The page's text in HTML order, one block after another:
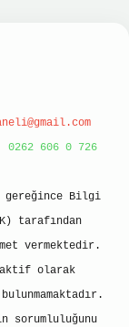
0262 606 0 726
gereğince Bilgi
tarafından
vermektedir.
olarak
sorumluluğunu